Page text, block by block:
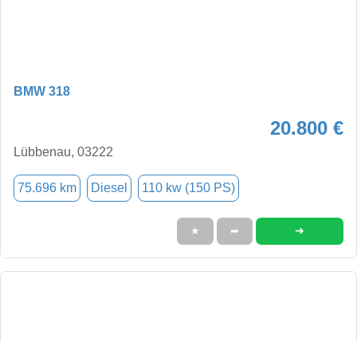
BMW 318
20.800 €
Lübbenau, 03222
75.696 km Diesel 110 kw (150 PS)
★ ➦ ➜